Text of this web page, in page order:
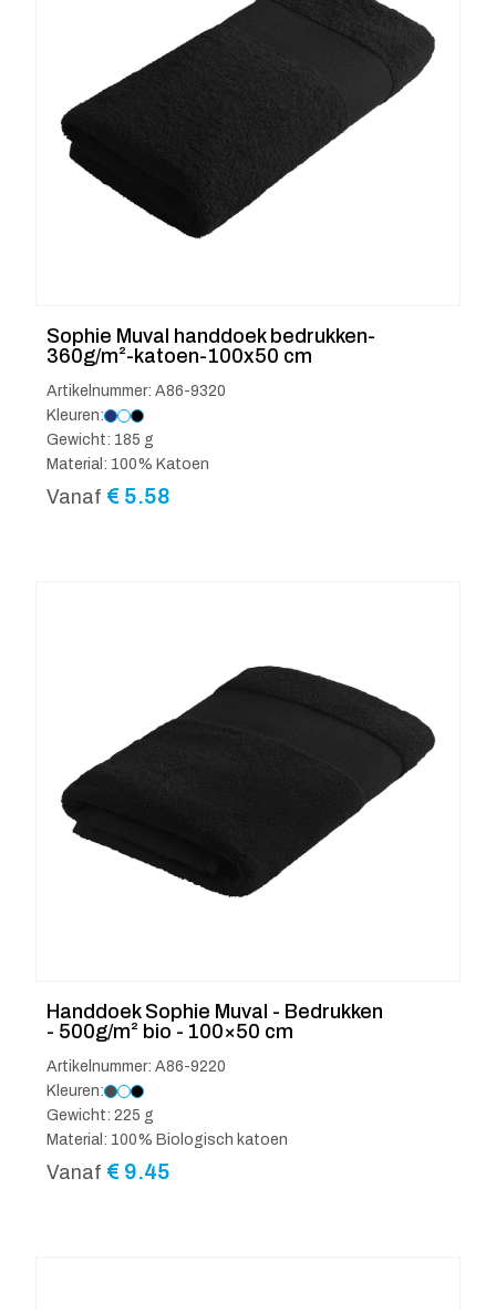
Sophie Muval handdoek bedrukken-
360g/m²-katoen-100x50 cm
Artikelnummer: A86-9320
Kleuren:
Gewicht: 185 g
Material: 100% Katoen
Vanaf € 5.58
Handdoek Sophie Muval - Bedrukken
- 500g/m² bio - 100×50 cm
Artikelnummer: A86-9220
Kleuren:
Gewicht: 225 g
Material: 100% Biologisch katoen
Vanaf € 9.45